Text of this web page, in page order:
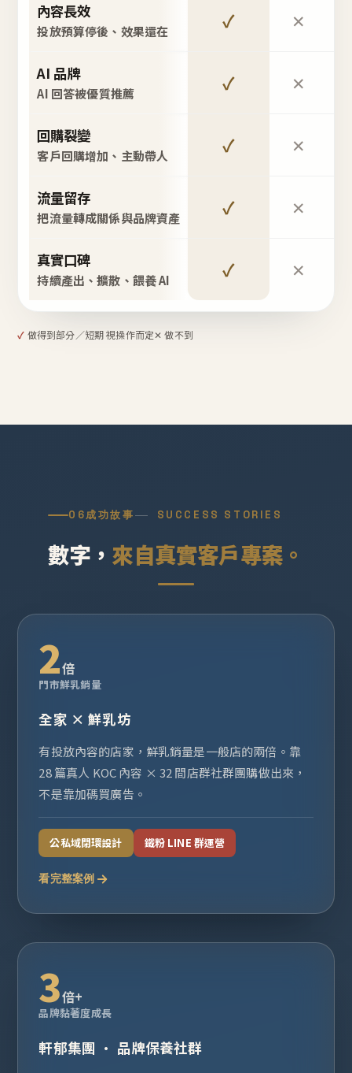
內容長效
投放預算停後、效果還在 ✓ ✕
AI 品牌
AI 回答被優質推薦 ✓ ✕
回購裂變
客戶回購增加、主動帶人 ✓ ✕
流量留存
把流量轉成關係與品牌資產 ✓ ✕
真實口碑
持續產出、擴散、餵養 AI ✓ ✕
✓ 做得到部分／短期 視操作而定✕ 做不到
06成功故事 SUCCESS STORIES
數字， 來自真實客戶專案。
2倍
門市鮮乳銷量
全家 × 鮮乳坊
有投放內容的店家，鮮乳銷量是一般店的兩倍。靠
28 篇真人 KOC 內容 × 32 間店群社群團購做出來，
不是靠加碼買廣告。
公私域閉環設計 鐵粉 LINE 群運營
看完整案例
3倍+
品牌黏著度成長
軒郁集團 · 品牌保養社群